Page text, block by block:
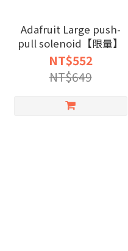
Adafruit Large push-
pull solenoid【限量】
NT$552
NT$649